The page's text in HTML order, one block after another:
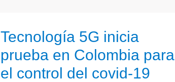
Tecnología 5G inicia
prueba en Colombia para
el control del covid-19